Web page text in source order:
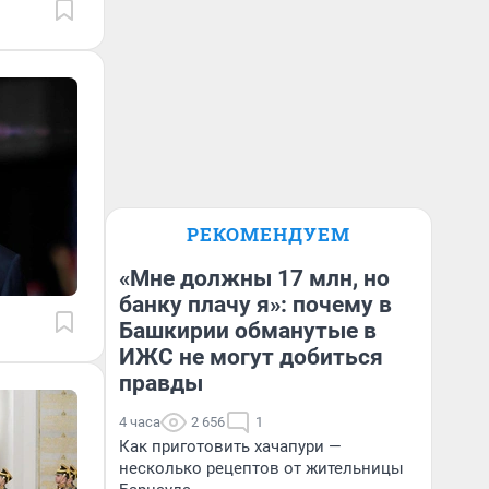
РЕКОМЕНДУЕМ
«Мне должны 17 млн, но
банку плачу я»: почему в
Башкирии обманутые в
ИЖС не могут добиться
правды
4 часа 2 656 1
Как приготовить хачапури —
несколько рецептов от жительницы